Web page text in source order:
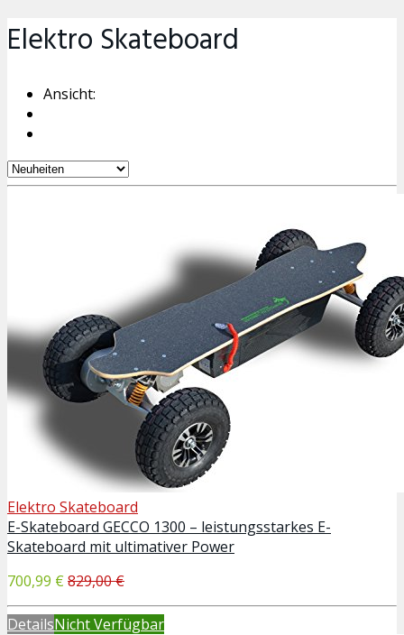
Elektro Skateboard
Ansicht:
Elektro Skateboard
E-Skateboard GECCO 1300 – leistungsstarkes E-
Skateboard mit ultimativer Power
700,99 € 829,00 €
DetailsNicht Verfügbar